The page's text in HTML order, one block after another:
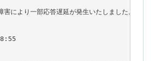
害により一部応答遅延が発生いたしました。